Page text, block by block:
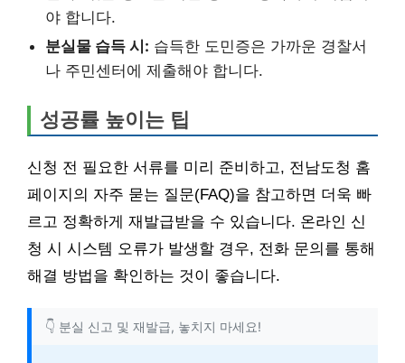
야 합니다.
분실물 습득 시: 습득한 도민증은 가까운 경찰서
나 주민센터에 제출해야 합니다.
성공률 높이는 팁
신청 전 필요한 서류를 미리 준비하고, 전남도청 홈
페이지의 자주 묻는 질문(FAQ)을 참고하면 더욱 빠
르고 정확하게 재발급받을 수 있습니다. 온라인 신
청 시 시스템 오류가 발생할 경우, 전화 문의를 통해
해결 방법을 확인하는 것이 좋습니다.
👇 분실 신고 및 재발급, 놓치지 마세요!